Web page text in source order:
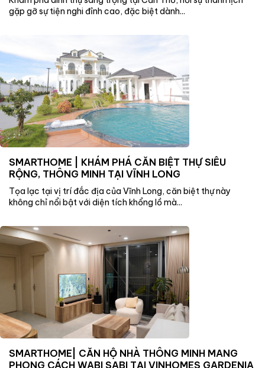
gặp gỡ sự tiện nghi đỉnh cao, đặc biệt dành...
SMARTHOME | KHÁM PHÁ CĂN BIỆT THỰ SIÊU
RỘNG, THÔNG MINH TẠI VĨNH LONG
Tọa lạc tại vị trí đắc địa của Vĩnh Long, căn biệt thự này
không chỉ nổi bật với diện tích khổng lồ mà...
SMARTHOME| CĂN HỘ NHÀ THÔNG MINH MANG
PHONG CÁCH WABI SABI TẠI VINHOMES GARDENIA